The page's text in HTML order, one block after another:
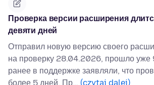
Проверка версии расширения
девяти дней
Отправил новую версию своего
на проверку 28.04.2026, прошло уже
ранее в поддержке заявляли, что
более 5 дней. Пр… (czytaj dalej)